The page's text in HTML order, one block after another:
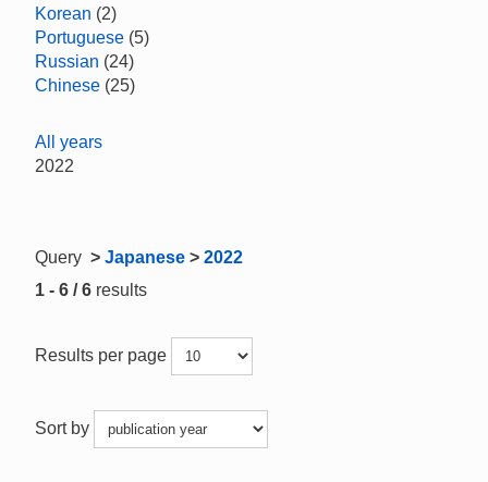
Korean (2)
Portuguese (5)
Russian (24)
Chinese (25)
All years
2022
Query > Japanese > 2022
1 - 6 / 6 results
Results per page
Sort by